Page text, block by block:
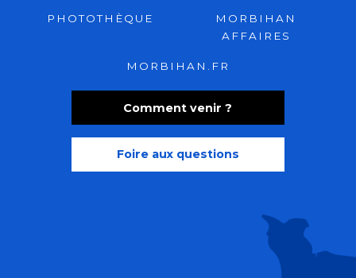
Comment venir ?
Foire aux questions
PHOTOTHÈQUE
MORBIHAN
AFFAIRES
MORBIHAN.FR